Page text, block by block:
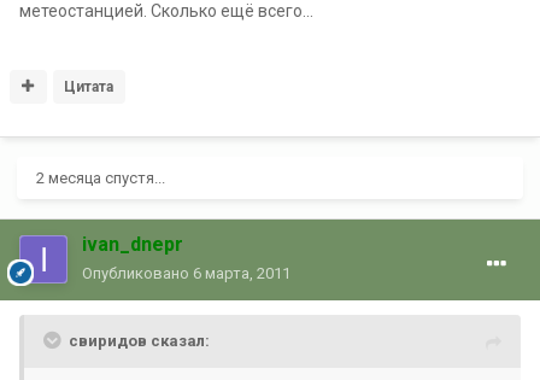
метеостанцией. Сколько ещё всего...
Цитата
2 месяца спустя...
ivan_dnepr
Опубликовано 6 марта, 2011
свиридов сказал: